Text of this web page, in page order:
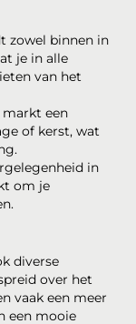
zowel binnen in
je in alle
van het
markt een
of kerst, wat
in
om je
diverse
over het
vaak een meer
een mooie